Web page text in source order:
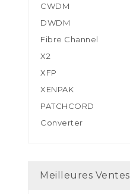
CWDM
DWDM
Fibre Channel
X2
XFP
XENPAK
PATCHCORD
Converter
Meilleures Ventes